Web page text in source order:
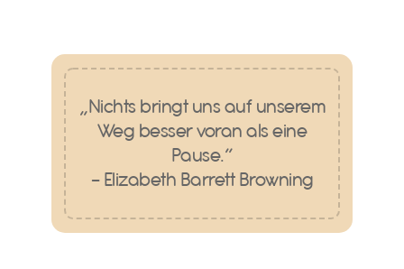
„Nichts bringt uns auf unserem
Weg besser voran als eine
Pause.“
– Elizabeth Barrett Browning